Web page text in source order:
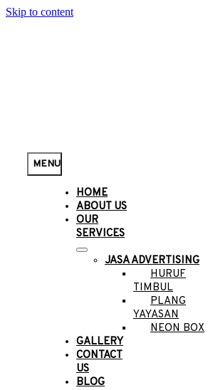
Skip to content
MENU
HOME
ABOUT US
OUR
SERVICES
JASA ADVERTISING
HURUF
TIMBUL
PLANG
YAYASAN
NEON BOX
GALLERY
CONTACT
US
BLOG